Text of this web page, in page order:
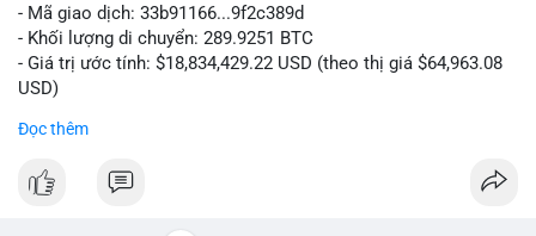
- Mã giao dịch: 33b91166...9f2c389d
- Khối lượng di chuyển: 289.9251 BTC
- Giá trị ước tính: $18,834,429.22 USD (theo thị giá $64,963.08
USD)
Khối lượng gần 290 BTC tương đương gần 19 triệu USD được
Đọc thêm